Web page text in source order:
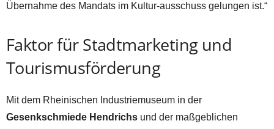
Übernahme des Mandats im Kultur-ausschuss gelungen ist.“
Faktor für Stadtmarketing und
Tourismusförderung
Mit dem Rheinischen Industriemuseum in der
Gesenkschmiede Hendrichs und der maßgeblichen